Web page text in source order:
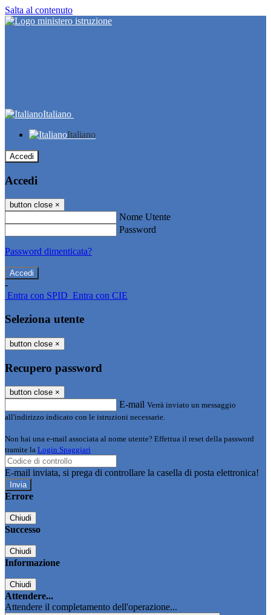
Salta al contenuto
Italiano
Italiano
Accedi
Accedi
button close ×
Nome Utente
Password
Password dimenticata?
-
Entra con SPID Entra con CIE
Seleziona utente
button close ×
Recupero password
button close ×
E-mail Verrà inviato un messaggio
all'indirizzo indicato con le istruzioni necessarie.
Non hai una e-mail associata al nome utente? Effettua il reset della password
tramite la Login Spaggiari
E-mail inviata, si prega di controllare la casella di posta elettronica!
Errore
Chiudi
Successo
Chiudi
Informazione
Chiudi
Attendere...
Attendere il completamento dell'operazione...